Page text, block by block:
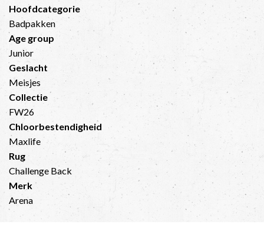
Hoofdcategorie
Badpakken
Age group
Junior
Geslacht
Meisjes
Collectie
FW26
Chloorbestendigheid
Maxlife
Rug
Challenge Back
Merk
Arena